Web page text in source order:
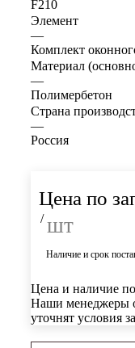
F210
Элемент
—
Комплект
Материал
—
Полимербетон
Страна
—
Россия
Цена по
/ шт
Наличие и срок
Цена и наличие
Наши менеджеры
уточнят условия